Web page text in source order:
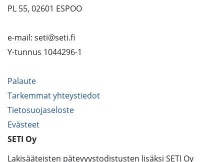
PL 55, 02601 ESPOO
e-mail: seti@seti.fi
Y-tunnus 1044296-1
Palaute
Tarkemmat yhteystiedot
Tietosuojaseloste
Evästeet
SETI Oy
Lakisääteisten pätevyystodistusten lisäksi SETI Oy